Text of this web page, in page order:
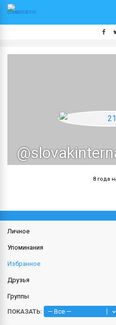
8 года
Личное
Упоминания
Избранное
Друзья
Группы
ПОКАЗАТЬ: